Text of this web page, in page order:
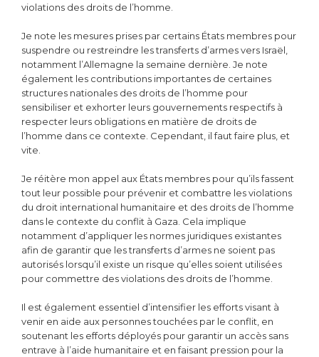
violations des droits de l’homme.
Je note les mesures prises par certains États membres pour
suspendre ou restreindre les transferts d’armes vers Israël,
notamment l’Allemagne la semaine dernière. Je note
également les contributions importantes de certaines
structures nationales des droits de l’homme pour
sensibiliser et exhorter leurs gouvernements respectifs à
respecter leurs obligations en matière de droits de
l’homme dans ce contexte. Cependant, il faut faire plus, et
vite.
Je réitère mon appel aux États membres pour qu’ils fassent
tout leur possible pour prévenir et combattre les violations
du droit international humanitaire et des droits de l’homme
dans le contexte du conflit à Gaza. Cela implique
notamment d’appliquer les normes juridiques existantes
afin de garantir que les transferts d’armes ne soient pas
autorisés lorsqu’il existe un risque qu’elles soient utilisées
pour commettre des violations des droits de l’homme.
Il est également essentiel d’intensifier les efforts visant à
venir en aide aux personnes touchées par le conflit, en
soutenant les efforts déployés pour garantir un accès sans
entrave à l’aide humanitaire et en faisant pression pour la